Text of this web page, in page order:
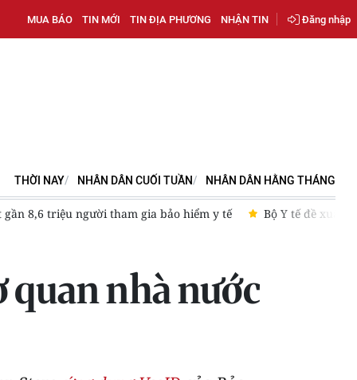
MUA BÁO TIN MỚI TIN ĐỊA PHƯƠNG NHẬN TIN Đăng nhập
THỜI NAY NHÂN DÂN CUỐI TUẦN NHÂN DÂN HẰNG THÁNG
người tham gia bảo hiểm y tế Bộ Y tế đề xuất mở rộng
quan nhà nước